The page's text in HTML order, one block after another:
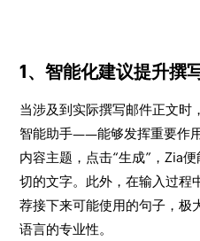
1、智能化建议提升撰
当涉及到实际撰写邮件正文
智能助手——能够发挥重要作
内容主题，点击“生成”，Zia
切的文字。此外，在输入过程
荐接下来可能使用的句子，极
语言的专业性。